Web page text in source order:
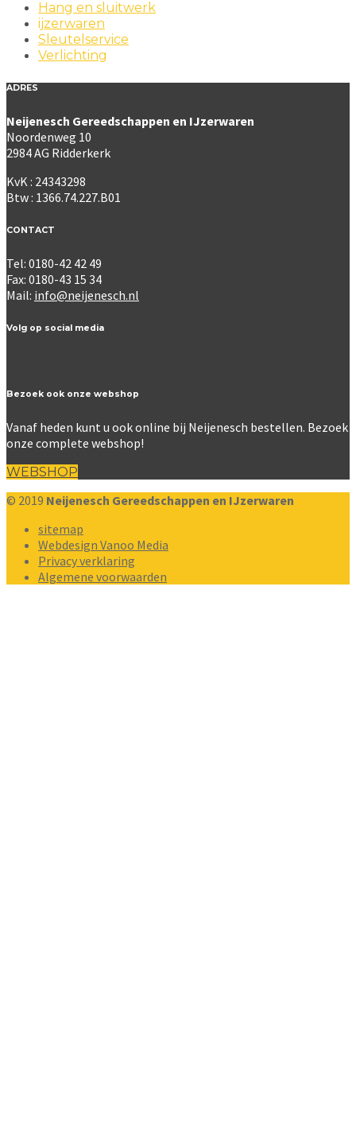
Hang en sluitwerk
ijzerwaren
Sleutelservice
Verlichting
ADRES
Neijenesch Gereedschappen en IJzerwaren
Noordenweg 10
2984 AG Ridderkerk
KvK : 24343298
Btw : 1366.74.227.B01
CONTACT
Tel: 0180-42 42 49
Fax: 0180-43 15 34
Mail: info@neijenesch.nl
Volg op social media
Bezoek ook onze webshop
Vanaf heden kunt u ook online bij Neijenesch bestellen. Bezoek
onze complete webshop!
WEBSHOP
© 2019 Neijenesch Gereedschappen en IJzerwaren
sitemap
Webdesign Vanoo Media
Privacy verklaring
Algemene voorwaarden